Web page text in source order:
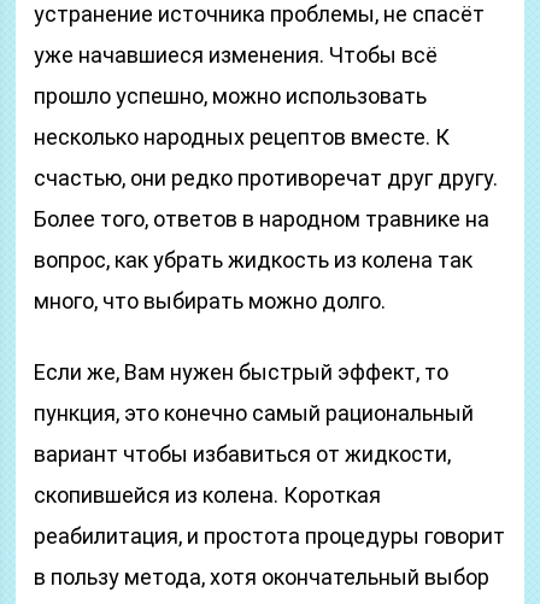
устранение источника проблемы, не спасёт
уже начавшиеся изменения. Чтобы всё
прошло успешно, можно использовать
несколько народных рецептов вместе. К
счастью, они редко противоречат друг другу.
Более того, ответов в народном травнике на
вопрос, как убрать жидкость из колена так
много, что выбирать можно долго.
Если же, Вам нужен быстрый эффект, то
пункция, это конечно самый рациональный
вариант чтобы избавиться от жидкости,
скопившейся из колена. Короткая
реабилитация, и простота процедуры говорит
в пользу метода, хотя окончательный выбор